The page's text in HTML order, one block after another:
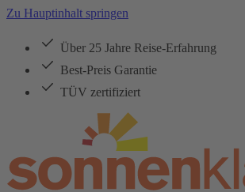
Zu Hauptinhalt springen
Über 25 Jahre Reise-Erfahrung
Best-Preis Garantie
TÜV zertifiziert